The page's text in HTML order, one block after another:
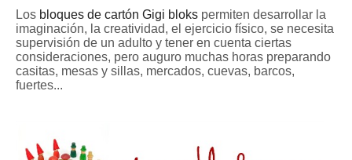
Los bloques de cartón Gigi bloks permiten desarrollar la
imaginación, la creatividad, el ejercicio físico, se necesita
supervisión de un adulto y tener en cuenta ciertas
consideraciones, pero auguro muchas horas preparando
casitas, mesas y sillas, mercados, cuevas, barcos,
fuertes...